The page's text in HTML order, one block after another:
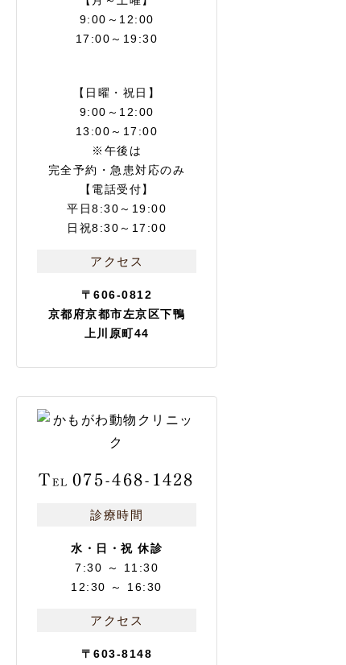
9:00～12:00
17:00～19:30
【日曜・祝日】
9:00～12:00
13:00～17:00
※午後は
完全予約・急患対応のみ
【電話受付】
平日8:30～19:00
日祝8:30～17:00
アクセス
〒606-0812
京都府京都市左京区下鴨
上川原町44
TEL 075-468-1428
診療時間
水・日・祝 休診
7:30 ～ 11:30
12:30 ～ 16:30
アクセス
〒603-8148